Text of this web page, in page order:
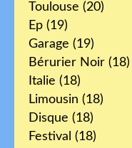
Toulouse (20)
Ep (19)
Garage (19)
Bérurier Noir (18)
Italie (18)
Limousin (18)
Disque (18)
Festival (18)